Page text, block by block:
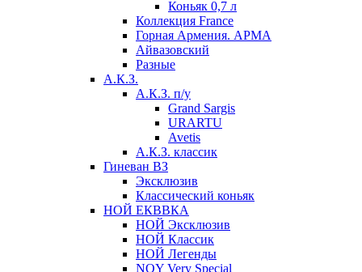
Коньяк 0,7 л
Коллекция France
Горная Армения. АРМА
Айвазовский
Разные
А.К.З.
А.К.З. п/у
Grand Sargis
URARTU
Avetis
А.К.З. классик
Гиневан ВЗ
Эксклюзив
Классический коньяк
НОЙ ЕКВВКА
НОЙ Эксклюзив
НОЙ Классик
НОЙ Легенды
NOY Very Speсial